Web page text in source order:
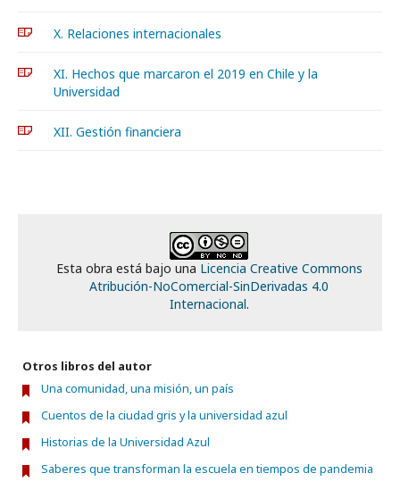
X. Relaciones internacionales
XI. Hechos que marcaron el 2019 en Chile y la
Universidad
XII. Gestión financiera
Esta obra está bajo una Licencia Creative Commons
Atribución-NoComercial-SinDerivadas 4.0
Internacional.
Otros libros del autor
Una comunidad, una misión, un país
Cuentos de la ciudad gris y la universidad azul
Historias de la Universidad Azul
Saberes que transforman la escuela en tiempos de pandemia